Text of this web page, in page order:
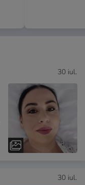
30 iul.
30 iul.